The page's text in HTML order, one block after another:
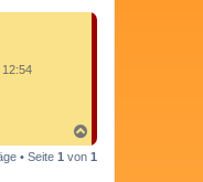
a
c
• Seite 1 von 1